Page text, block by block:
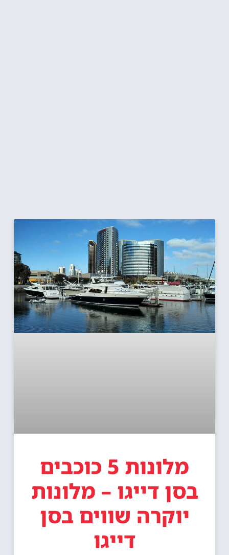
מלונות 5 כוכבים
בסן דייגו – מלונות
יוקרה שווים בסן
דייגו